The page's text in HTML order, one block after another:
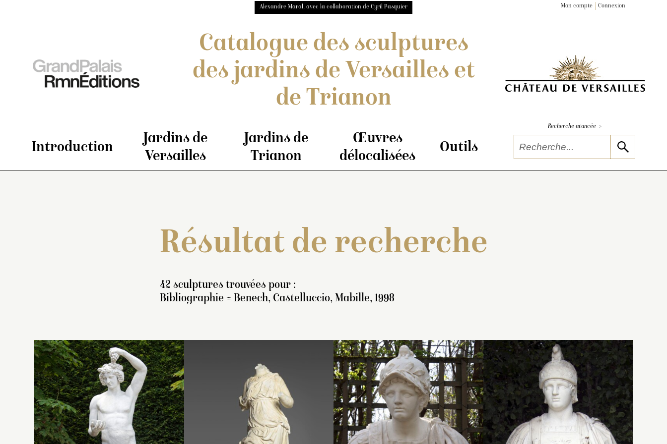
Alexandre Maral, avec la collaboration de Cyril Pasquier Mon compte Connexion
Catalogue des sculptures
des jardins de Versailles et
de Trianon
Introduction
Jardins de
Versailles
Jardins de
Trianon
Œuvres
délocalisées
Outils
Recherche avancée >
Résultat de recherche
42 sculptures trouvées pour :
Bibliographie = Benech, Castelluccio, Mabille, 1998
Inventaire de 1707 : « Une
statue de marbre blanc
veiné, en pied, représentant
un Baccus nud, coëffé de
grapes de raisins, avec un
Inventaire de 1707 : « Une
statue de marbre blanc, en
pied, représentant Pandore,
ayant une jambe et les bras
nuds. Elle soutient de la
Inventaire de 1707 : « Un
buste de marbre blanc, de
deux pieds quatre pouces
et demi, représentant
Alexandre ayant un casque
Inventaire de 1707 : « Un
buste de marbre blanc, de
deux pieds six pouces,
représentant Scipion, ayant
un casque en teste orné